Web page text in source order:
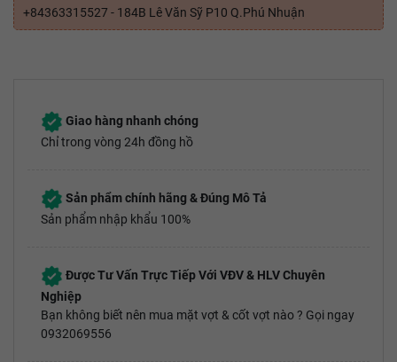
+84363315527 - 184B Lê Văn Sỹ P10 Q.Phú Nhuận
Giao hàng nhanh chóng
Chỉ trong vòng 24h đồng hồ
Sản phẩm chính hãng & Đúng Mô Tả
Sản phẩm nhập khẩu 100%
Được Tư Vấn Trực Tiếp Với VĐV & HLV Chuyên
Nghiệp
Bạn không biết nên mua mặt vợt & cốt vợt nào ? Gọi ngay
0932069556